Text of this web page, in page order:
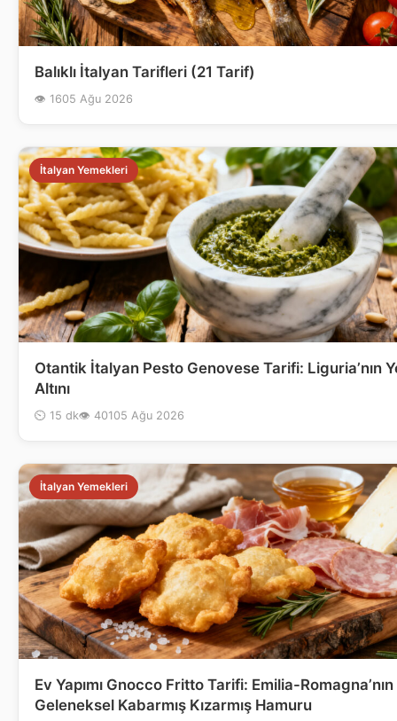
Balıklı İtalyan Tarifleri (21 Tarif)
👁 1605 Ağu 2026
İtalyan Yemekleri
Otantik İtalyan Pesto Genovese Tarifi: Liguria’nın
Altını
⏲ 15 dk👁 401 05 Ağu 2026
İtalyan Yemekleri
Ev Yapımı Gnocco Fritto Tarifi: Emilia-Romagna’nın
Geleneksel Kabarmış Kızarmış Hamuru